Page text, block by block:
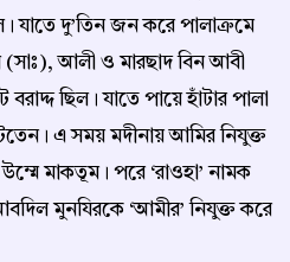
যাতে দু’তিন জন করে পালাক্রমে
(সাঃ), আলী ও মারছাদ বিন আবী
ছিল। যাতে পায়ে হাঁটার পালা
এ সময় মদীনায় আমির নিযুক্ত
মাকতূম। পরে ‘রাওহা’ নামক
মুনযিরকে ‘আমীর’ নিযুক্ত করে